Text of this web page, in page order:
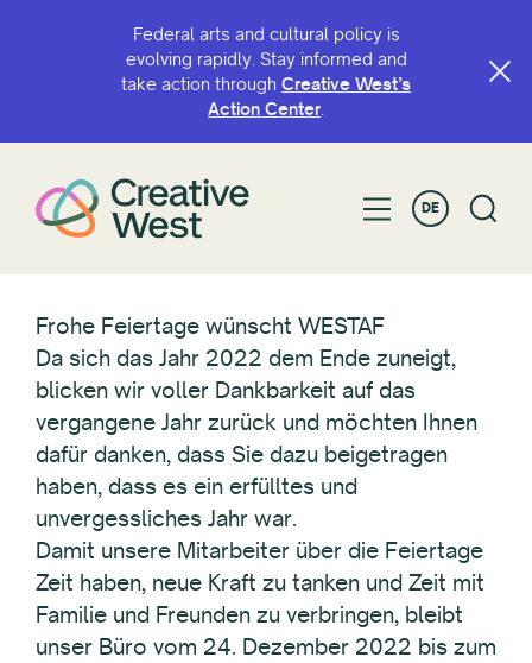
Federal arts and cultural policy is
evolving rapidly. Stay informed and
take action through Creative West’s
Action Center.
DE
Frohe Feiertage wünscht WESTAF
Da sich das Jahr 2022 dem Ende zuneigt,
blicken wir voller Dankbarkeit auf das
vergangene Jahr zurück und möchten Ihnen
dafür danken, dass Sie dazu beigetragen
haben, dass es ein erfülltes und
unvergessliches Jahr war.
Damit unsere Mitarbeiter über die Feiertage
Zeit haben, neue Kraft zu tanken und Zeit mit
Familie und Freunden zu verbringen, bleibt
unser Büro vom 24. Dezember 2022 bis zum